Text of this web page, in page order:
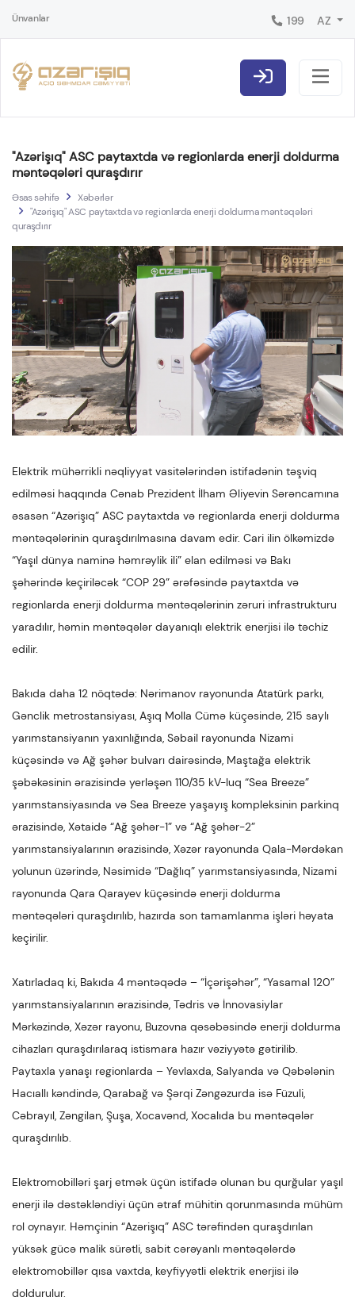
Ünvanlar 199 AZ
"Azərişıq" ASC paytaxtda və regionlarda enerji doldurma
məntəqələri quraşdırır
Əsas səhifə
Xəbərlər
"Azərişıq" ASC paytaxtda və regionlarda enerji doldurma məntəqələri
quraşdırır
Elektrik mühərrikli nəqliyyat vasitələrindən istifadənin təşviq
edilməsi haqqında Cənab Prezident İlham Əliyevin Sərəncamına
əsasən “Azərişıq” ASC paytaxtda və regionlarda enerji doldurma
məntəqələrinin quraşdırılmasına davam edir. Cari ilin ölkəmizdə
“Yaşıl dünya naminə həmrəylik ili” elan edilməsi və Bakı
şəhərində keçiriləcək “COP 29” ərəfəsində paytaxtda və
regionlarda enerji doldurma məntəqələrinin zəruri infrastrukturu
yaradılır, həmin məntəqələr dayanıqlı elektrik enerjisi ilə təchiz
edilir.
Bakıda daha 12 nöqtədə: Nərimanov rayonunda Atatürk parkı,
Gənclik metrostansiyası, Aşıq Molla Cümə küçəsində, 215 saylı
yarımstansiyanın yaxınlığında, Səbail rayonunda Nizami
küçəsində və Ağ şəhər bulvarı dairəsində, Maştağa elektrik
şəbəkəsinin ərazisində yerləşən 110/35 kV-luq “Sea Breeze”
yarımstansiyasında və Sea Breeze yaşayış kompleksinin parkinq
ərazisində, Xətaidə “Ağ şəhər-1” və “Ağ şəhər-2”
yarımstansiyalarının ərazisində, Xəzər rayonunda Qala-Mərdəkan
yolunun üzərində, Nəsimidə “Dağlıq” yarımstansiyasında, Nizami
rayonunda Qara Qarayev küçəsində enerji doldurma
məntəqələri quraşdırılıb, hazırda son tamamlanma işləri həyata
keçirilir.
Xatırladaq ki, Bakıda 4 məntəqədə – “İçərişəhər”, “Yasamal 120”
yarımstansiyalarının ərazisində, Tədris və İnnovasiylar
Mərkəzində, Xəzər rayonu, Buzovna qəsəbəsində enerji doldurma
cihazları quraşdırılaraq istismara hazır vəziyyətə gətirilib.
Paytaxla yanaşı regionlarda – Yevlaxda, Salyanda və Qəbələnin
Hacıallı kəndində, Qarabağ və Şərqi Zəngəzurda isə Füzuli,
Cəbrayıl, Zəngilan, Şuşa, Xocavənd, Xocalıda bu məntəqələr
quraşdırılıb.
Elektromobilləri şarj etmək üçün istifadə olunan bu qurğular yaşıl
enerji ilə dəstəkləndiyi üçün ətraf mühitin qorunmasında mühüm
rol oynayır. Həmçinin “Azərişıq” ASC tərəfindən quraşdırılan
yüksək gücə malik sürətli, sabit cərəyanlı məntəqələrdə
elektromobillər qısa vaxtda, keyfiyyətli elektrik enerjisi ilə
doldurulur.